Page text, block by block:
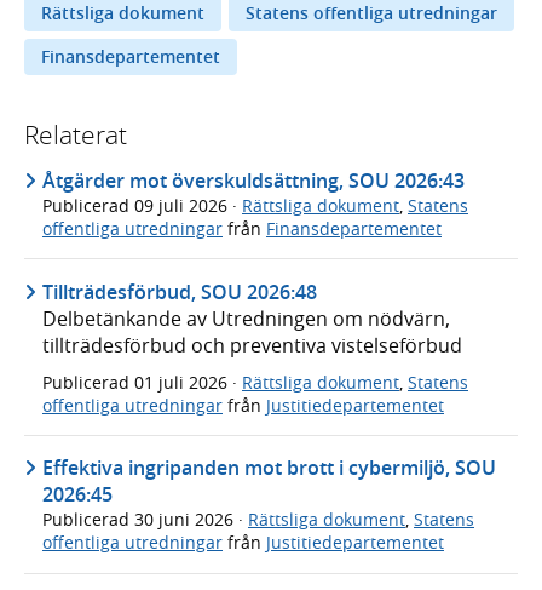
Rättsliga dokument
Statens offentliga utredningar
Finansdepartementet
Relaterat
Åtgärder mot överskuldsättning, SOU 2026:43
Publicerad 09 juli 2026 · Rättsliga dokument, Statens
offentliga utredningar från Finansdepartementet
Tillträdesförbud, SOU 2026:48
Delbetänkande av Utredningen om nödvärn,
tillträdesförbud och preventiva vistelseförbud
Publicerad 01 juli 2026 · Rättsliga dokument Statens
offentliga utredningar från Justitiedepartementet
Effektiva ingripanden mot brott i cybermiljö, SOU
2026:45
Publicerad 30 juni 2026 · Rättsliga dokument, Statens
offentliga utredningar från Justitiedepartementet